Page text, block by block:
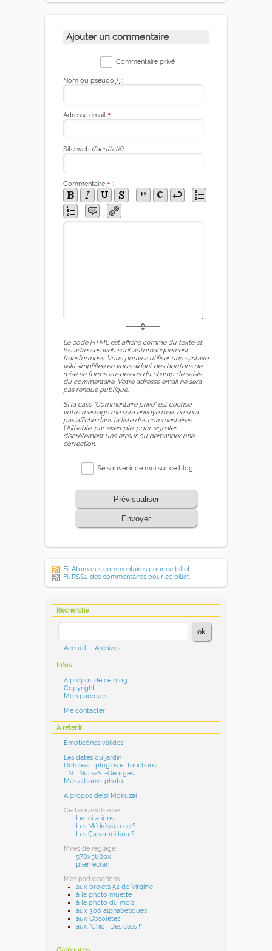
Ajouter un commentaire
Commentaire privé
Nom ou pseudo * :
Adresse email * :
Site web (facultatif):
Commentaire * :
Le code HTML est affiché comme du texte et
les adresses web sont automatiquement
transformées. Vous pouvez utiliser une syntaxe
wiki simplifiée en vous aidant des boutons de
mise en forme au-dessus du champ de saisie
du commentaire. Votre adresse email ne sera
pas rendue publique.
Si la case "Commentaire privé" est cochée,
votre message me sera envoyé mais ne sera
pas affiché dans la liste des commentaires.
Utilisable, par exemple, pour signaler
discrètement une erreur ou demander une
correction.
Se souvenir de moi sur ce blog
Prévisualiser
Envoyer
Fil Atom des commentaires pour ce billet
Fil RSS2 des commentaires pour ce billet
Recherche
Accueil - Archives
Infos
A propos de ce blog
Copyright
Mon parcours
Me contacter
A retenir
Émoticônes valides
Les dates du jardin
Dotclear : plugins et fonctions
TNT Nuits-St-Georges
Mes albums-photo
A propos de(s) Mokuzai
Certains mots-clés
Les citations
Les Mé késkeu cé ?
Les Ça voudi koa ?
Mires de réglage
570x380px
plein écran
Mes participations...
aux projets 52 de Virginie
à la photo muette
à la photo du mois
aux 366 alphabétiques
aux Obsolètes
aux "Chic ! Des clics !"